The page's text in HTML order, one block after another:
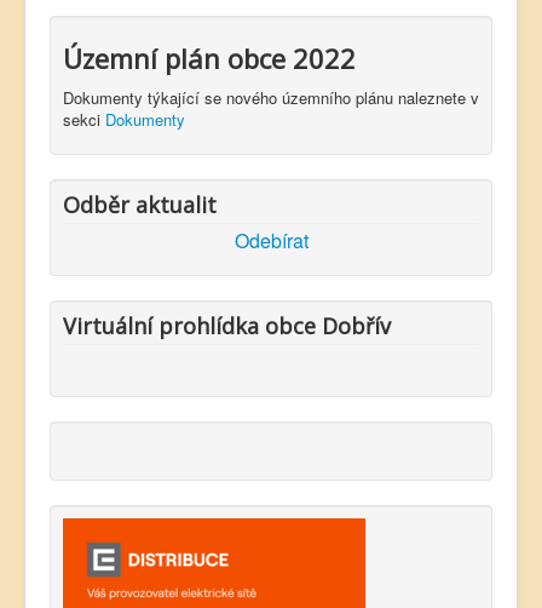
Územní plán obce 2022
Dokumenty týkající se nového územního plánu naleznete v
sekci Dokumenty
Odběr aktualit
Odebírat
Virtuální prohlídka obce Dobřív